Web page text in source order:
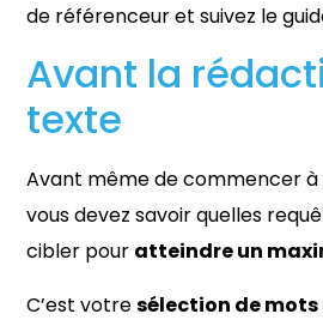
de référenceur et suivez le
Avant la
texte
Avant même de commencer
vous devez savoir quelles
cibler pour atteindre un
C’est votresélection de mots